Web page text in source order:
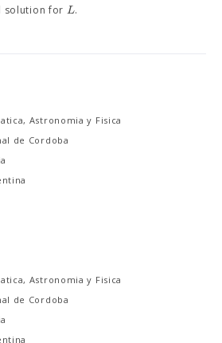
solution for L.
Astronomia y Fisica
de Cordoba
Astronomia y Fisica
de Cordoba